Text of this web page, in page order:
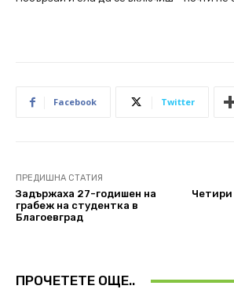
Facebook Twitter
ПРЕДИШНА СТАТИЯ
Задържаха 27-годишен на
грабеж на студентка в
Благоевград
ПРОЧЕТЕТЕ ОЩЕ..